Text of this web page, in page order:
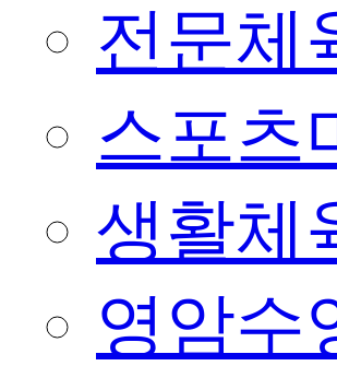
전문체
스포츠
생활체
영암수